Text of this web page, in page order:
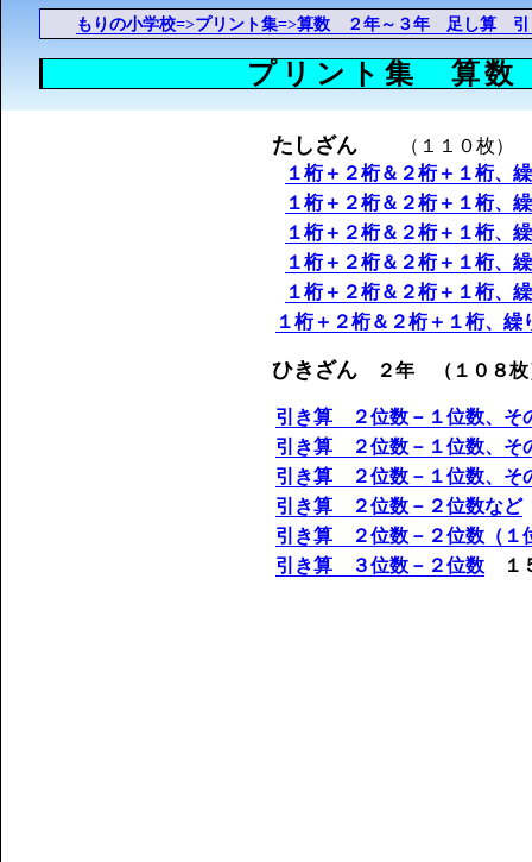
もりの小学校=>プリント集=>算数 ２年～３年 足し算 引
プリント集 算
たしざん
（１１０枚）
１桁＋２桁＆２桁＋１桁、
１桁＋２桁＆２桁＋１桁、
１桁＋２桁＆２桁＋１桁、
１桁＋２桁＆２桁＋１桁、
１桁＋２桁＆２桁＋１桁、
１桁＋２桁＆２桁＋１桁、
ひきざん ２年 （１０８枚
引き算 ２位数－１位数、そ
引き算 ２位数－１位数、そ
引き算 ２位数－１位数、そ
引き算 ２位数－２位数など
引き算 ２位数－２位数（１
引き算 ３位数－２位数 １